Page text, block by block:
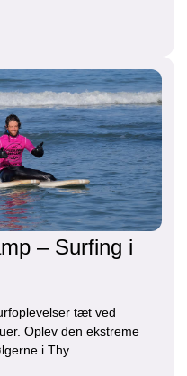
– Surfing i
tæt ved
Oplev den ekstreme
i Thy.